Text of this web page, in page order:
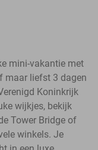
mini-vakantie met
maar liefst 3 dagen
Koninkrijk
wijkjes, bekijk
Tower Bridge of
winkels. Je